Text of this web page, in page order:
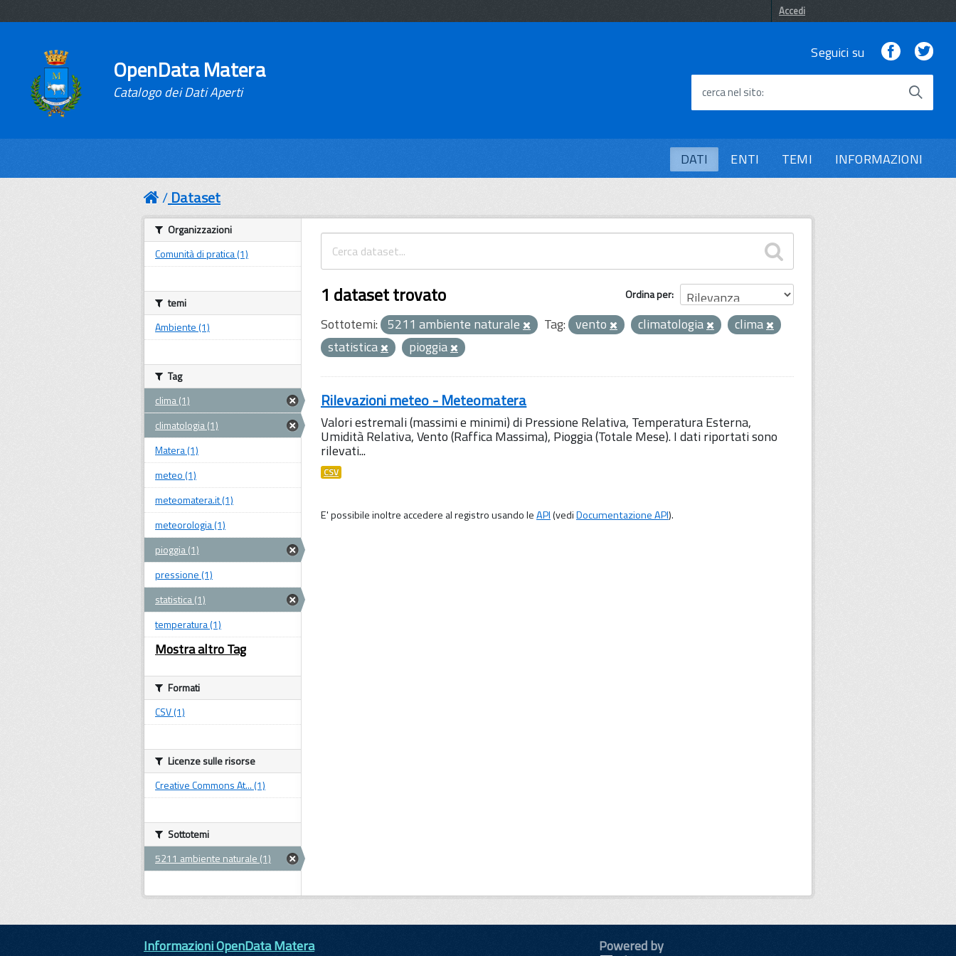
Accedi
OpenData Matera
Catalogo dei Dati Aperti
Seguici su Facebook
cerca nel sito
DATI ENTI TEMI INFORMAZIONI
Dataset
Ordina per
1 dataset trovato
Sottotemi: 5211 ambiente naturale Tag: vento climatologia
clima
statistica
pioggia
Rilevazioni meteo - Meteomatera
Valori estremali (massimi e minimi) di Pressione Relativa, Temperatura Esterna,
Umidità Relativa, Vento (Raffica Massima), Pioggia (Totale Mese). I dati riportati sono
rilevati...
CSV
E' possibile inoltre accedere al registro usando leAPI(vediDocumentazione API).
Organizzazioni
Comunità di pratica (1)
temi
Ambiente (1)
Tag
clima (1)
climatologia (1)
Matera (1)
meteo (1)
meteomatera.it (1)
meteorologia (1)
pioggia (1)
pressione (1)
statistica (1)
temperatura (1)
Mostra altro Tag
Formati
CSV (1)
Licenze sulle risorse
Creative Commons At... (1)
Sottotemi
5211 ambiente naturale (1)
Informazioni OpenData Matera
Powered by